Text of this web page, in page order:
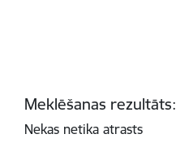
Meklēšanas rezultāts:
Nekas netika atrasts